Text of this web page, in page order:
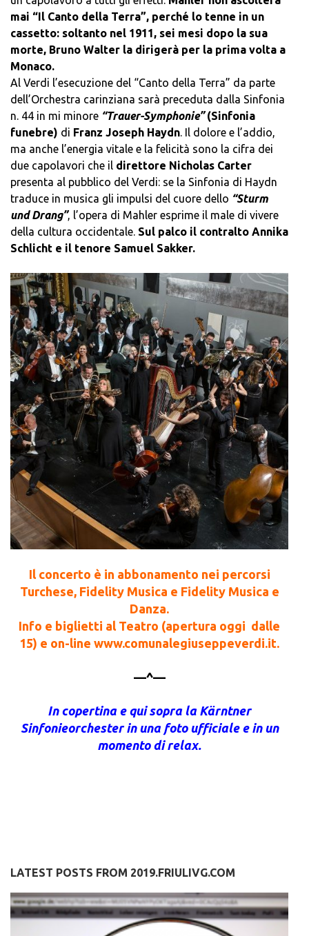
mai “Il Canto della Terra”, perché lo tenne in un
cassetto: soltanto nel 1911, sei mesi dopo la sua
morte, Bruno Walter la dirigerà per la prima volta a
Monaco.
Al Verdi l’esecuzione del “Canto della Terra” da parte
dell’Orchestra carinziana sarà preceduta dalla Sinfonia
n. 44 in mi minore “Trauer-Symphonie” (Sinfonia
funebre) di Franz Joseph Haydn. Il dolore e l’addio,
ma anche l’energia vitale e la felicità sono la cifra dei
due capolavori che il direttore Nicholas Carter
presenta al pubblico del Verdi: se la Sinfonia di Haydn
traduce in musica gli impulsi del cuore dello “Sturm
und Drang”, l’opera di Mahler esprime il male di vivere
della cultura occidentale. Sul palco il contralto Annika
Schlicht e il tenore Samuel Sakker.
Il concerto è in abbonamento nei percorsi
Turchese, Fidelity Musica e Fidelity Musica e
Danza.
Info e biglietti al Teatro (apertura oggi dalle
15) e on-line www.comunalegiuseppeverdi.it.
—^—
In copertina e qui sopra la Kärntner
Sinfonieorchester in una foto ufficiale e in un
momento di relax.
LATEST POSTS FROM 2019.FRIULIVG.COM